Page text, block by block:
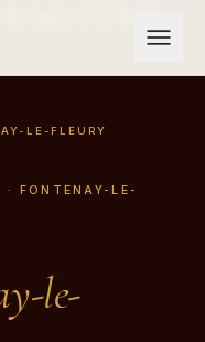
LE-FLEURY
FONTENAY-LE-
le-